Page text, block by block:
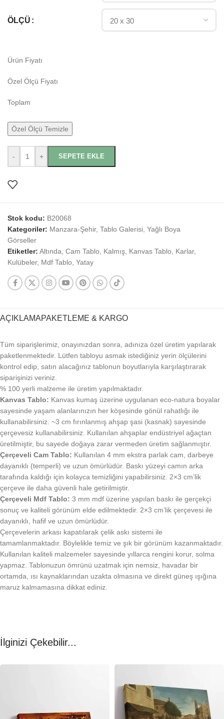
ÖLÇÜ
Ürün Fiyatı
Özel Ölçü Fiyatı
Toplam
Özel Ölçü Temizle
- + SEPETE EKLE
Stok kodu: B20068
Kategoriler: Manzara-Şehir, Tablo Galerisi, Yağlı Boya
Görseller
Etiketler: Altında, Cam Tablo, Kalmış, Kanvas Tablo, Karlar,
Kulübeler, Mdf Tablo, Yatay
AÇIKLAMAPAKETLEME & KARGO
Tüm siparişlerimiz, onayınızdan sonra, adınıza özel üretim yapılarak
paketlenmektedir. Lütfen tabloyu asmak istediğiniz yerin ölçülerini
kontrol edip, satın alacağınız tablonun boyutlarıyla karşılaştırarak
siparişinizi veriniz.
% 100 yerli malzeme ile üretim yapılmaktadır.
Kanvas Tablo: Kanvas kumaş üzerine uygulanan eco-natura boyalar
sayesinde yaşam alanlarınızın her köşesinde gönül rahatlığı ile
kullanabilirsiniz. ~3 cm fırınlanmış ahşap şasi (kasnak) sayesinde
çerçevesiz kullanabilirsiniz. Kullanılan ahşaplar endüstriyel ağaçtan
üretilmiştir, bu sayede doğaya zarar vermeden üretim sağlanmıştır.
Çerçeveli Cam Tablo: Kullanılan 4 mm ekstra parlak cam, darbeye
dayanıklı (temperli) ve uzun ömürlüdür. Baskı yüzeyi camın arka
tarafında kaldığı için kolayca temizliğini yapabilirsiniz. 2×3 cm’lik
çerçeve ile daha güvenli hale getirilmiştir.
Çerçeveli Mdf Tablo: 3 mm mdf üzerine yapılan baskı ile gerçekçi
sonuç ve kaliteli görünüm elde edilmektedir. 2×3 cm’lik çerçevesi ile
dayanıklı, hafif ve uzun ömürlüdür.
Çerçevelerin arkası kapatılarak çelik askı sistemi ile
tamamlanmaktadır. Böylelikle temiz ve şık bir görünüm kazanmaktadır.
Kullanılan kaliteli malzemeler sayesinde yıllarca rengini korur, solma
yapmaz. Tablonuzun ömrünü uzatmak için nemsiz, havadar bir
ortamda, ısı kaynaklarından uzakta olmasına ve direkt güneş ışığına
maruz kalmamasına dikkat ediniz.
İlginizi Çekebilir...